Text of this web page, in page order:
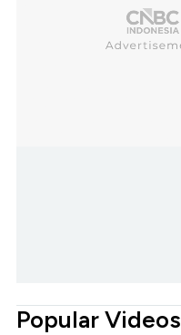
Popular Videos